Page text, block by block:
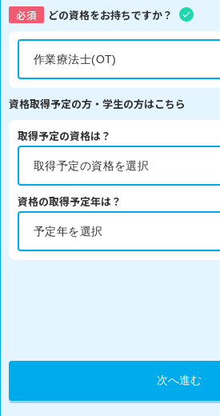
必須 どの資格をお持ちですか？
資格取得予定の方・学生の方はこちら
取得予定の資格は？
資格の取得予定年は？